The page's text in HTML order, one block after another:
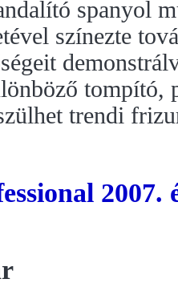
spanyol
színezte
tompító,
trendi
2007.